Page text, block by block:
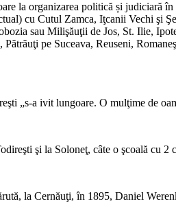
la organizarea politică și judiciară
cu Cutul Zamca, Iţcanii Vechi şi
sau Milişăuţii de Jos, St. Ilie,
pe Suceava, Reuseni,
„s-a ivit lungoare. O mulţime de
şi la Soloneţ, câte o şcoală cu 2
la Cernăuţi, în 1895, Daniel